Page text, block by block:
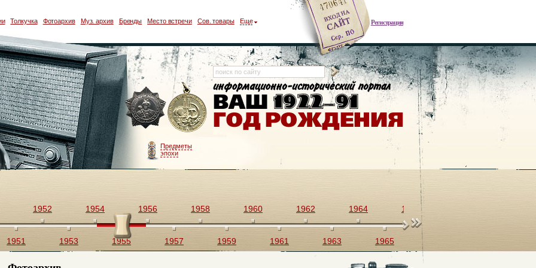
Регистрация
Толкучка Фотоархив Муз. архив Бренды Место встречи Сов. товары Еще
Предметы
эпохи
1951
1952
1953
1954
1955
1956
1957
1958
1959
1960
1961
1962
1963
1964
1965
1966